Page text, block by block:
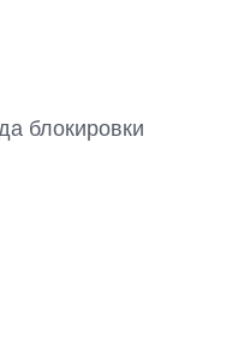
блокировки